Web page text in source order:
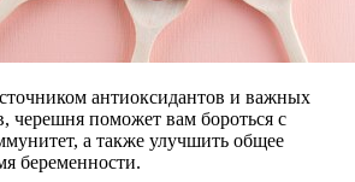
антиоксидантов и важных
черешня поможет вам бороться с
а также улучшить общее
беременности.